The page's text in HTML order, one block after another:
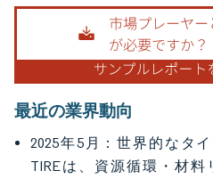
画像 © Mordor Intelligence。再利用には
最近の業界動向
2025年5月：世界的なタ
TIREは、資源循環・材